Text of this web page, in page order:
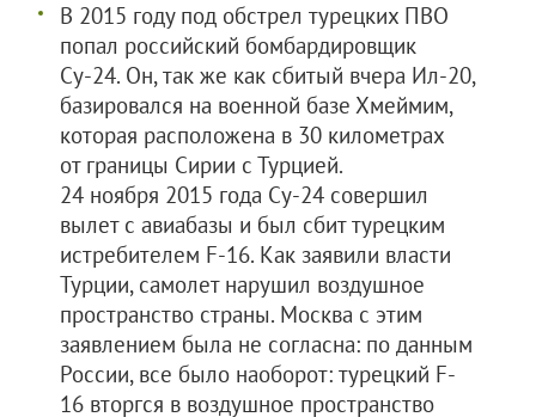
В 2015 году под обстрел турецких ПВО
попал российский бомбардировщик
Су-24. Он, так же как сбитый вчера Ил-20,
базировался на военной базе Хмеймим,
которая расположена в 30 километрах
от границы Сирии с Турцией.
24 ноября 2015 года Су-24 совершил
вылет с авиабазы и был сбит турецким
истребителем F-16. Как заявили власти
Турции, самолет нарушил воздушное
пространство страны. Москва с этим
заявлением была не согласна: по данным
России, все было наоборот: турецкий F-
16 вторгся в воздушное пространство